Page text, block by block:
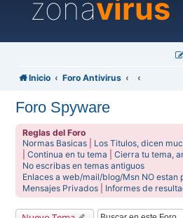
zonavirus
Inicio Foro Antivirus
Foro Spyware
Reglas del Foro
Normas Basicas
Los Titulos, dicen
|Continua en tu tema |Cierra tu tema,
No escribas en temas antiguos
Enlaces a web/mail/blog/Msn NO estan
Mensajes Privados
Informes de